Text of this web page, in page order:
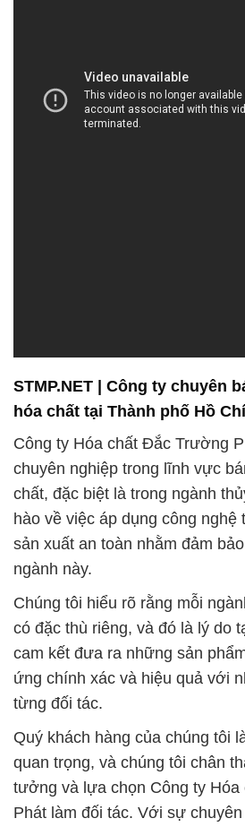
Công ty Hóa chất Đắc Trường
chuyên nghiệp trong lĩnh vực
chất, đặc biệt là trong ngành
hào về việc áp dụng công nghệ
sản xuất an toàn nhằm đảm
ngành này.
Chúng tôi hiểu rõ rằng mỗi
có đặc thù riêng, và đó là lý do
cam kết đưa ra những sản
ứng chính xác và hiệu quả với
từng đối tác.
Quý khách hàng của chúng tôi
quan trọng, và chúng tôi chân
tưởng và lựa chọn Công ty
Phát làm đối tác. Với sự chuyên
hiệu quả, chúng tôi mong
đáng tin cậy của quý vị, mang
tối ưu cho mọi ngành công
Chúng tôi chú trọng vào hóa